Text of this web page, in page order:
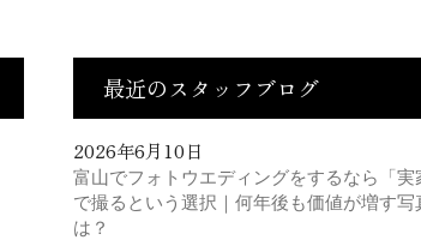
最近のスタッフブログ
2026年6月10日
富山でフォトウエディングをするなら「実
で撮るという選択｜何年後も価値が増す写
は？